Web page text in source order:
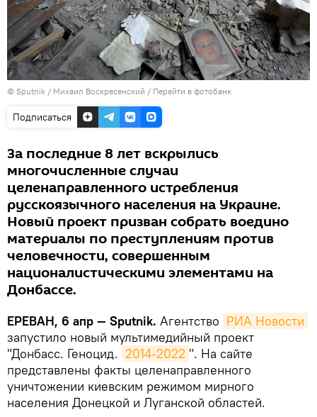
© Sputnik / Михаил Воскресенский / Перейти в фотобанк
Подписаться
За последние 8 лет вскрылись
многочисленные случаи
целенаправленного истребления
русскоязычного населения на Украине.
Новый проект призван собрать воедино
материалы по преступлениям против
человечности, совершенным
националистическими элементами на
Донбассе.
ЕРЕВАН, 6 апр — Sputnik. Агентство РИА Новости
запустило новый мультимедийный проект
"Донбасс. Геноцид. 2014-2022 ". На сайте
представлены факты целенаправленного
уничтожении киевским режимом мирного
населения Донецкой и Луганской областей.